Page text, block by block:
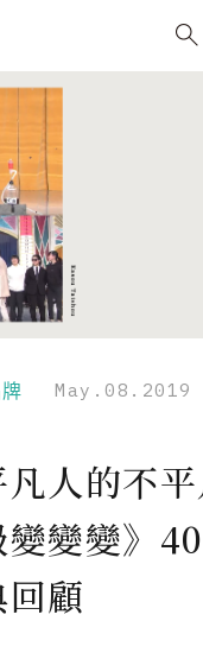
May.08.2019
人的不平
變變變》
顧